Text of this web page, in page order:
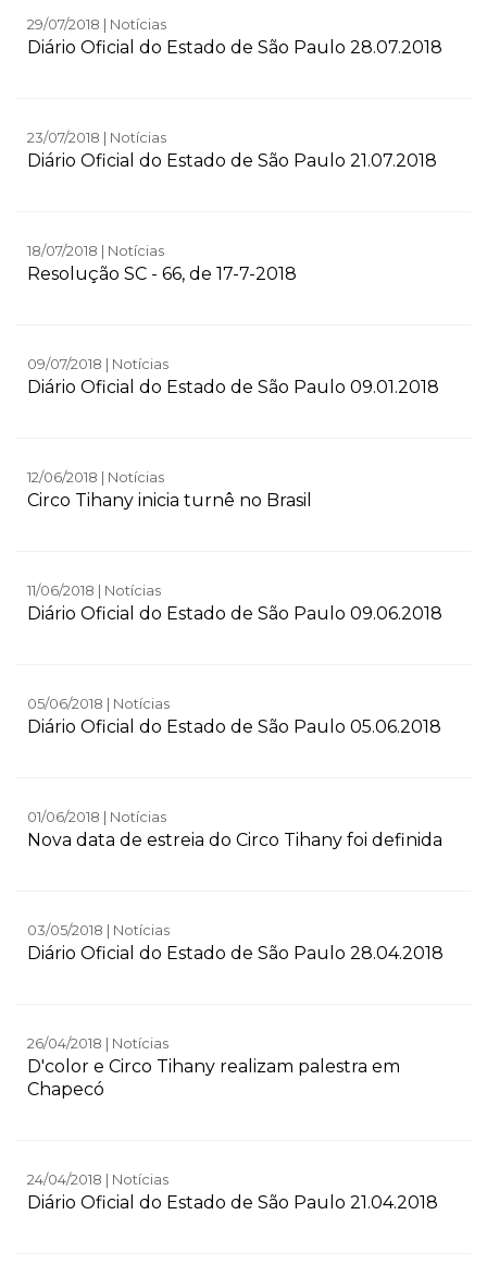
29/07/2018 | Notícias
Diário Oficial do Estado de São Paulo 28.07.2018
23/07/2018 | Notícias
Diário Oficial do Estado de São Paulo 21.07.2018
18/07/2018 | Notícias
Resolução SC - 66, de 17-7-2018
09/07/2018 | Notícias
Diário Oficial do Estado de São Paulo 09.01.2018
12/06/2018 | Notícias
Circo Tihany inicia turnê no Brasil
11/06/2018 | Notícias
Diário Oficial do Estado de São Paulo 09.06.2018
05/06/2018 | Notícias
Diário Oficial do Estado de São Paulo 05.06.2018
01/06/2018 | Notícias
Nova data de estreia do Circo Tihany foi definida
03/05/2018 | Notícias
Diário Oficial do Estado de São Paulo 28.04.2018
26/04/2018 | Notícias
D'color e Circo Tihany realizam palestra em
Chapecó
24/04/2018 | Notícias
Diário Oficial do Estado de São Paulo 21.04.2018